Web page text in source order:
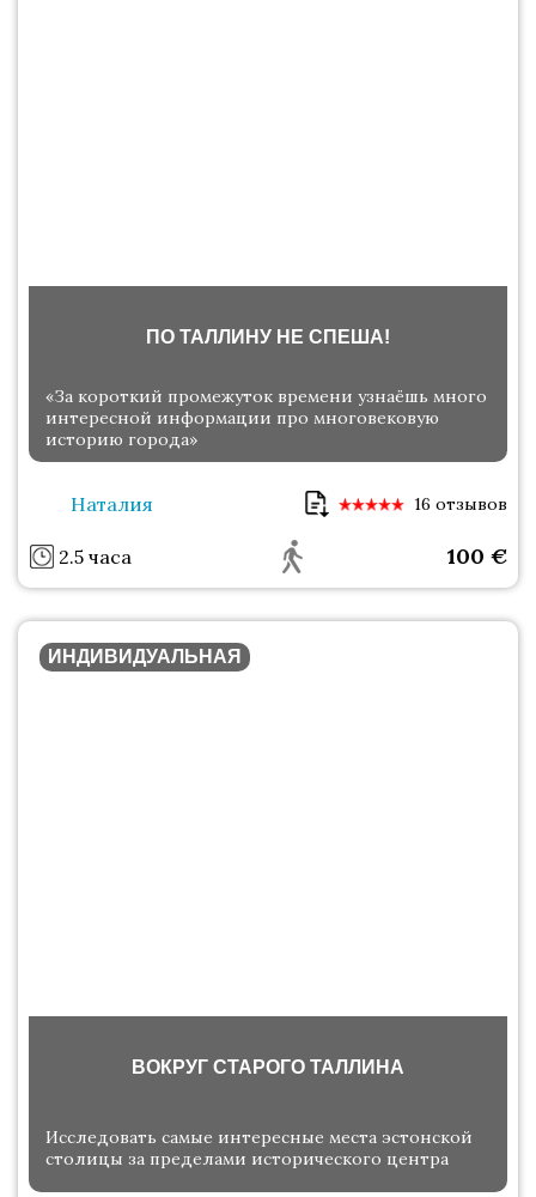
ПО ТАЛЛИНУ НЕ СПЕША!
«За короткий промежуток времени узнаёшь много
интересной информации про многовековую
историю города»
Наталия 16 отзывов
2.5 часа 100 €
ИНДИВИДУАЛЬНАЯ
ВОКРУГ СТАРОГО ТАЛЛИНА
Исследовать самые интересные места эстонской
столицы за пределами исторического центра